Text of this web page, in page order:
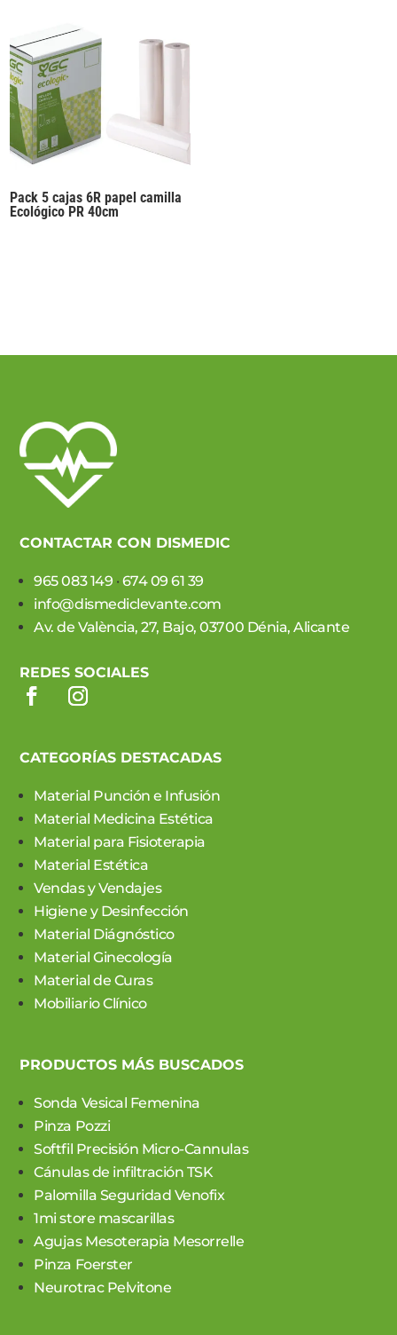
Pack 5 cajas 6R papel camilla
Ecológico PR 40cm
CONTACTAR CON DISMEDIC
965 083 149 · 674 09 61 39
info@dismediclevante.com
Av. de València, 27, Bajo, 03700 Dénia, Alicante
REDES SOCIALES
CATEGORÍAS DESTACADAS
Material Punción e Infusión
Material Medicina Estética
Material para Fisioterapia
Material Estética
Vendas y Vendajes
Higiene y Desinfección
Material Diágnóstico
Material Ginecología
Material de Curas
Mobiliario Clínico
PRODUCTOS MÁS BUSCADOS
Sonda Vesical Femenina
Pinza Pozzi
Softfil Precisión Micro-Cannulas
Cánulas de infiltración TSK
Palomilla Seguridad Venofix
1mi store mascarillas
Agujas Mesoterapia Mesorrelle
Pinza Foerster
Neurotrac Pelvitone